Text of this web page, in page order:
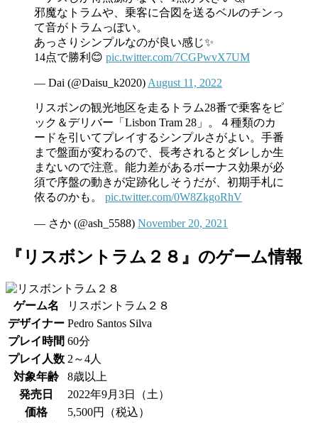
邪魔なトラムや、乗客に合図を送るベルのチンっ
て音がトラムっぽい。
あっさりシンプルなのが良い感じ✨
14点で勝利😊 pic.twitter.com/7CGPwvX7UM
— Dai (@Daisu_k2020) August 11, 2022
リスボンの観光地区を走るトラム28番で乗客をピ
ック＆デリバー「Lisbon Tram 28」。４種類のカ
ードを引いてプレイするシンプルさがよい。手番
まで盤面が変わるので、長考されるとダレしか生
まないので注意。能力差があるボーナス効果が必
須で序盤の動きが定跡化しそうだが、初期手札に
依るのかも。 pic.twitter.com/0W8ZkgoRhV
— さか (@ash_5588) November 20, 2021
『リスボントラム２８』のゲーム情報
ゲーム名
リスボントラム２８
デザイナー Pedro Santos Silva
プレイ時間 60分
プレイ人数 2～4人
対象年齢
8歳以上
発売日
2022年9月3日（土）
価格
5,500円（税込）